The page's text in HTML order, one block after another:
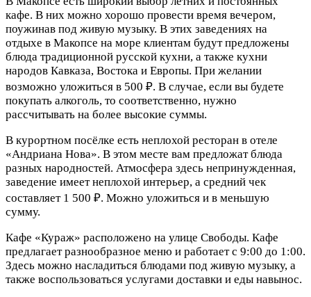
кафе. В них можно хорошо провести время вечером,
поужинав под живую музыку. В этих заведениях на
отдыхе в Макопсе на море клиентам будут предложены
блюда традиционной русской кухни, а также кухни
народов Кавказа, Востока и Европы. При желании
возможно уложиться в 500 ₽. В случае, если вы будете
покупать алкоголь, то соответственно, нужно
рассчитывать на более высокие суммы.
В курортном посёлке есть неплохой ресторан в отеле
«Андриана Нова». В этом месте вам предложат блюда
разных народностей. Атмосфера здесь непринужденная,
заведение имеет неплохой интерьер, а средний чек
составляет 1 500 ₽. Можно уложиться и в меньшую
сумму.
Кафе «Кураж» расположено на улице Свободы. Кафе
предлагает разнообразное меню и работает с 9:00 до 1:00.
Здесь можно насладиться блюдами под живую музыку, а
также воспользоваться услугами доставки и еды навынос.